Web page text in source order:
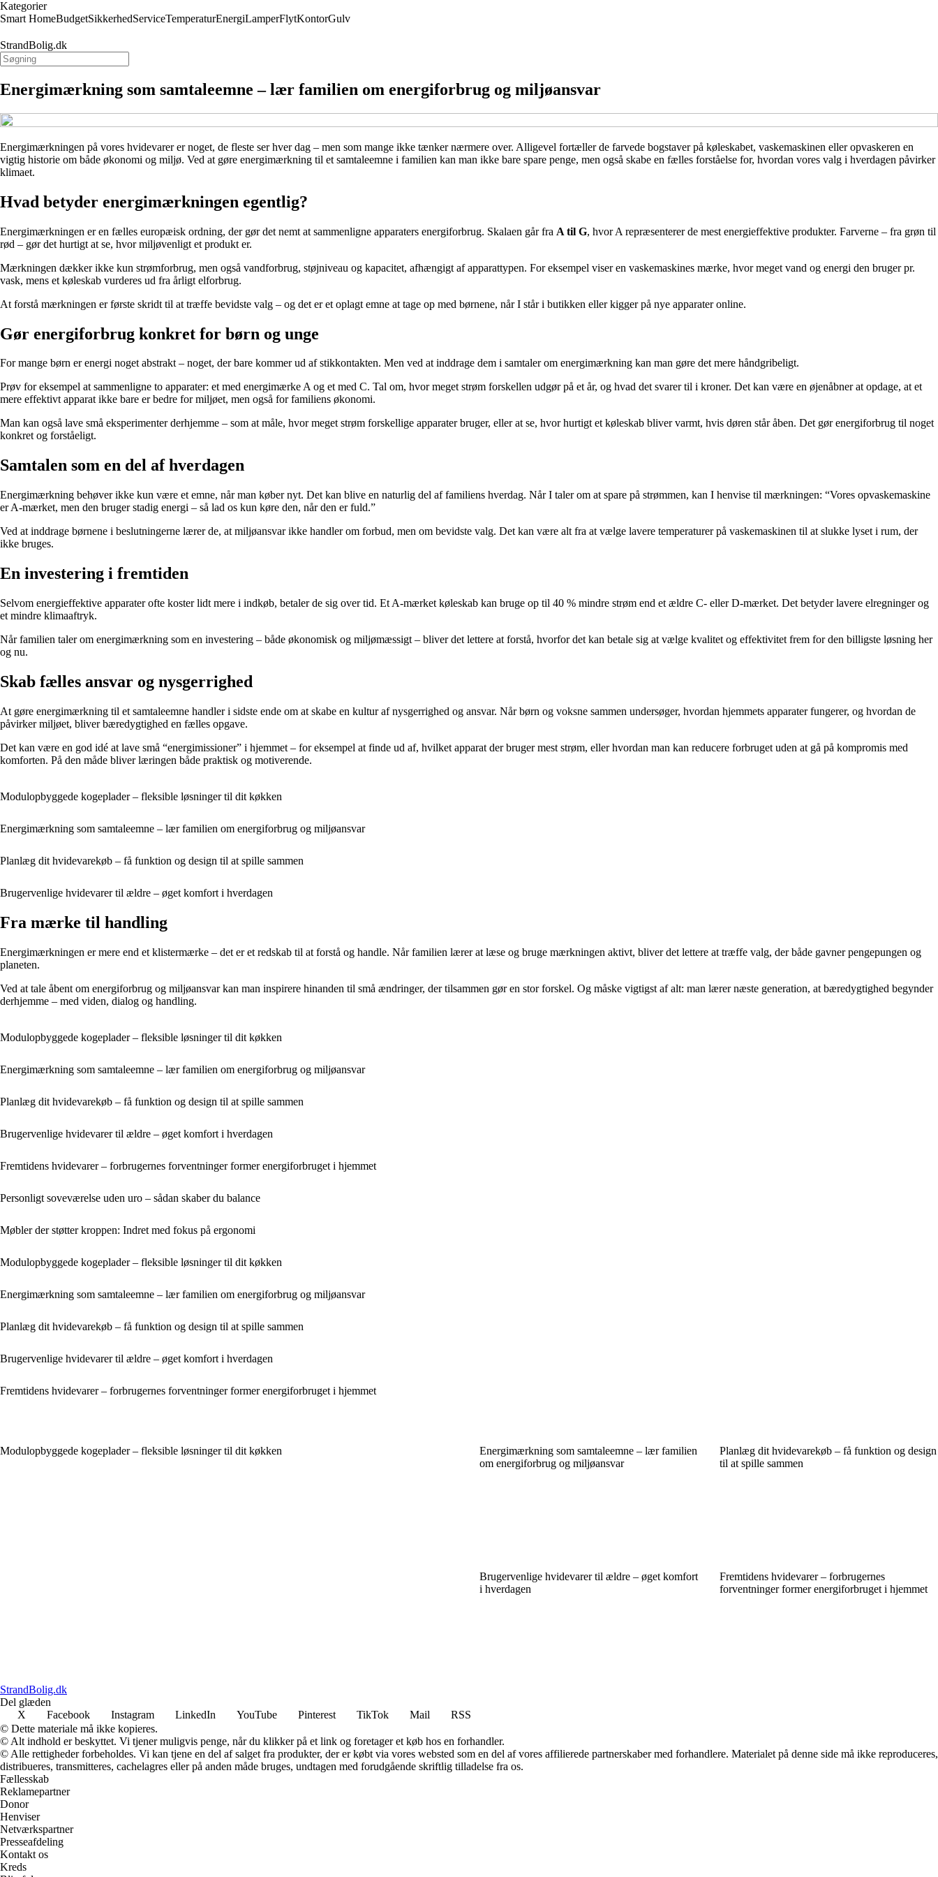
Kategorier
Smart HomeBudgetSikkerhedServiceTemperaturEnergiLamperFlytKontorGulv
StrandBolig.dk
Energimærkning som samtaleemne – lær familien om energiforbrug og miljøansvar
Energimærkningen på vores hvidevarer er noget, de fleste ser hver dag – men som mange ikke tænker nærmere over. Alligevel fortæller de farvede bogstaver på køleskabet, vaskemaskinen eller opvaskeren en
vigtig historie om både økonomi og miljø. Ved at gøre energimærkning til et samtaleemne i familien kan man ikke bare spare penge, men også skabe en fælles forståelse for, hvordan vores valg i hverdagen påvirker
klimaet.
Hvad betyder energimærkningen egentlig?
Energimærkningen er en fælles europæisk ordning, der gør det nemt at sammenligne apparaters energiforbrug. Skalaen går fra A til G, hvor A repræsenterer de mest energieffektive produkter. Farverne – fra grøn til
rød – gør det hurtigt at se, hvor miljøvenligt et produkt er.
Mærkningen dækker ikke kun strømforbrug, men også vandforbrug, støjniveau og kapacitet, afhængigt af apparattypen. For eksempel viser en vaskemaskines mærke, hvor meget vand og energi den bruger pr.
vask, mens et køleskab vurderes ud fra årligt elforbrug.
At forstå mærkningen er første skridt til at træffe bevidste valg – og det er et oplagt emne at tage op med børnene, når I står i butikken eller kigger på nye apparater online.
Gør energiforbrug konkret for børn og unge
For mange børn er energi noget abstrakt – noget, der bare kommer ud af stikkontakten. Men ved at inddrage dem i samtaler om energimærkning kan man gøre det mere håndgribeligt.
Prøv for eksempel at sammenligne to apparater: et med energimærke A og et med C. Tal om, hvor meget strøm forskellen udgør på et år, og hvad det svarer til i kroner. Det kan være en øjenåbner at opdage, at et
mere effektivt apparat ikke bare er bedre for miljøet, men også for familiens økonomi.
Man kan også lave små eksperimenter derhjemme – som at måle, hvor meget strøm forskellige apparater bruger, eller at se, hvor hurtigt et køleskab bliver varmt, hvis døren står åben. Det gør energiforbrug til noget
konkret og forståeligt.
Samtalen som en del af hverdagen
Energimærkning behøver ikke kun være et emne, når man køber nyt. Det kan blive en naturlig del af familiens hverdag. Når I taler om at spare på strømmen, kan I henvise til mærkningen: “Vores opvaskemaskine
er A-mærket, men den bruger stadig energi – så lad os kun køre den, når den er fuld.”
Ved at inddrage børnene i beslutningerne lærer de, at miljøansvar ikke handler om forbud, men om bevidste valg. Det kan være alt fra at vælge lavere temperaturer på vaskemaskinen til at slukke lyset i rum, der
ikke bruges.
En investering i fremtiden
Selvom energieffektive apparater ofte koster lidt mere i indkøb, betaler de sig over tid. Et A-mærket køleskab kan bruge op til 40 % mindre strøm end et ældre C- eller D-mærket. Det betyder lavere elregninger og
et mindre klimaaftryk.
Når familien taler om energimærkning som en investering – både økonomisk og miljømæssigt – bliver det lettere at forstå, hvorfor det kan betale sig at vælge kvalitet og effektivitet frem for den billigste løsning her
og nu.
Skab fælles ansvar og nysgerrighed
At gøre energimærkning til et samtaleemne handler i sidste ende om at skabe en kultur af nysgerrighed og ansvar. Når børn og voksne sammen undersøger, hvordan hjemmets apparater fungerer, og hvordan de
påvirker miljøet, bliver bæredygtighed en fælles opgave.
Det kan være en god idé at lave små “energimissioner” i hjemmet – for eksempel at finde ud af, hvilket apparat der bruger mest strøm, eller hvordan man kan reducere forbruget uden at gå på kompromis med
komforten. På den måde bliver læringen både praktisk og motiverende.
Modulopbyggede kogeplader – fleksible løsninger til dit køkken
Energimærkning som samtaleemne – lær familien om energiforbrug og miljøansvar
Planlæg dit hvidevarekøb – få funktion og design til at spille sammen
Brugervenlige hvidevarer til ældre – øget komfort i hverdagen
Fra mærke til handling
Energimærkningen er mere end et klistermærke – det er et redskab til at forstå og handle. Når familien lærer at læse og bruge mærkningen aktivt, bliver det lettere at træffe valg, der både gavner pengepungen og
planeten.
Ved at tale åbent om energiforbrug og miljøansvar kan man inspirere hinanden til små ændringer, der tilsammen gør en stor forskel. Og måske vigtigst af alt: man lærer næste generation, at bæredygtighed begynder
derhjemme – med viden, dialog og handling.
Modulopbyggede kogeplader – fleksible løsninger til dit køkken
Energimærkning som samtaleemne – lær familien om energiforbrug og miljøansvar
Planlæg dit hvidevarekøb – få funktion og design til at spille sammen
Brugervenlige hvidevarer til ældre – øget komfort i hverdagen
Fremtidens hvidevarer – forbrugernes forventninger former energiforbruget i hjemmet
Personligt soveværelse uden uro – sådan skaber du balance
Møbler der støtter kroppen: Indret med fokus på ergonomi
Modulopbyggede kogeplader – fleksible løsninger til dit køkken
Energimærkning som samtaleemne – lær familien om energiforbrug og miljøansvar
Planlæg dit hvidevarekøb – få funktion og design til at spille sammen
Brugervenlige hvidevarer til ældre – øget komfort i hverdagen
Fremtidens hvidevarer – forbrugernes forventninger former energiforbruget i hjemmet
Modulopbyggede kogeplader – fleksible løsninger til dit køkken
Energimærkning som samtaleemne – lær familien
om energiforbrug og miljøansvar
Planlæg dit hvidevarekøb – få funktion og design
til at spille sammen
Brugervenlige hvidevarer til ældre – øget komfort
i hverdagen
Fremtidens hvidevarer – forbrugernes
forventninger former energiforbruget i hjemmet
StrandBolig.dk
Del glæden
X
Facebook Instagram LinkedIn YouTube Pinterest TikTok Mail
RSS
© Dette materiale må ikke kopieres.
© Alt indhold er beskyttet. Vi tjener muligvis penge, når du klikker på et link og foretager et køb hos en forhandler.
© Alle rettigheder forbeholdes. Vi kan tjene en del af salget fra produkter, der er købt via vores websted som en del af vores affilierede partnerskaber med forhandlere. Materialet på denne side må ikke reproduceres,
distribueres, transmitteres, cachelagres eller på anden måde bruges, undtagen med forudgående skriftlig tilladelse fra os.
Fællesskab
Reklamepartner
Donor
Henviser
Netværkspartner
Presseafdeling
Kontakt os
Kreds